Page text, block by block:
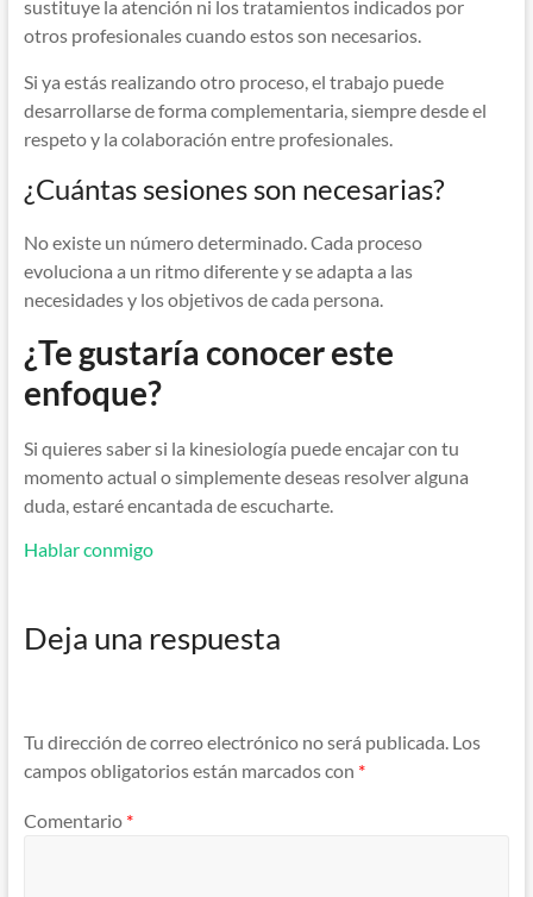
sustituye la atención ni los tratamientos indicados por
otros profesionales cuando estos son necesarios.
Si ya estás realizando otro proceso, el trabajo puede
desarrollarse de forma complementaria, siempre desde el
respeto y la colaboración entre profesionales.
¿Cuántas sesiones son necesarias?
No existe un número determinado. Cada proceso
evoluciona a un ritmo diferente y se adapta a las
necesidades y los objetivos de cada persona.
¿Te gustaría conocer este
enfoque?
Si quieres saber si la kinesiología puede encajar con tu
momento actual o simplemente deseas resolver alguna
duda, estaré encantada de escucharte.
Hablar conmigo
Deja una respuesta
Tu dirección de correo electrónico no será publicada. Los
campos obligatorios están marcados con *
Comentario *